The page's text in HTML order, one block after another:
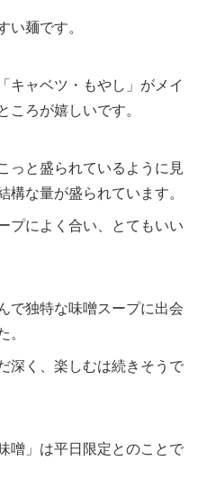
い麺です。
キャベツ・もやし」がメイ
ころが嬉しいです。
っと盛られているように見
構な量が盛られています。
プによく合い、とてもいい
で独特な味噌スープに出会
。
深く、楽しむは続きそうで
噌」は平日限定とのことで